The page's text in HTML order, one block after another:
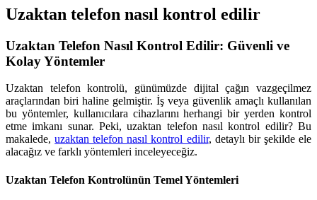
Uzaktan telefon nasıl kontrol edilir
Uzaktan Telefon Nasıl Kontrol Edilir: Güvenli ve
Kolay Yöntemler
Uzaktan telefon kontrolü, günümüzde dijital çağın vazgeçilmez
araçlarından biri haline gelmiştir. İş veya güvenlik amaçlı kullanılan
bu yöntemler, kullanıcılara cihazlarını herhangi bir yerden kontrol
etme imkanı sunar. Peki, uzaktan telefon nasıl kontrol edilir? Bu
makalede,uzaktan telefon nasıl kontrol edilir, detaylı bir şekilde ele
alacağız ve farklı yöntemleri inceleyeceğiz.
Uzaktan Telefon Kontrolünün Temel Yöntemleri